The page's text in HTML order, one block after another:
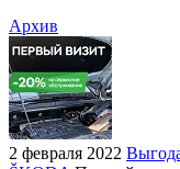
Архив
2 февраля 2022